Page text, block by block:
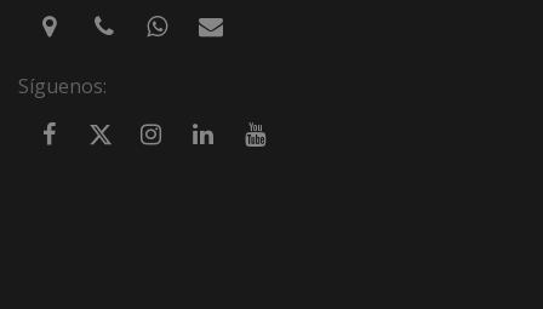
Síguenos: